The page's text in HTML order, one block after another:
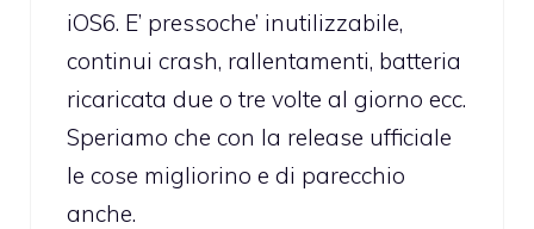
iOS6. E’ pressoche’ inutilizzabile,
continui crash, rallentamenti, batteria
ricaricata due o tre volte al giorno ecc.
Speriamo che con la release ufficiale
le cose migliorino e di parecchio
anche.